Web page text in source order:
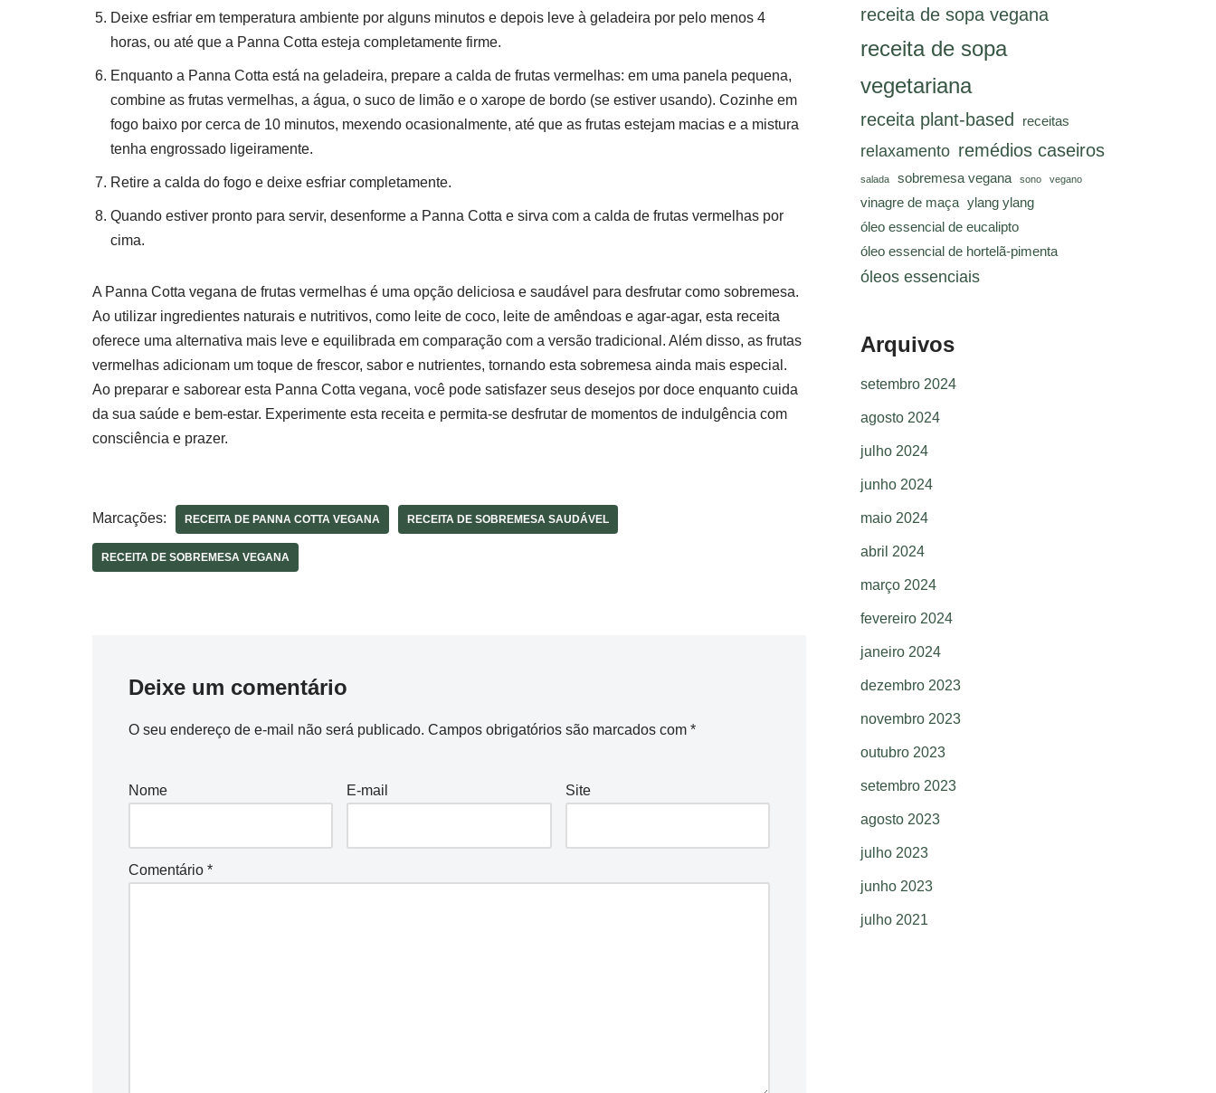
Deixe esfriar em temperatura ambiente por alguns minutos e depois leve à geladeira por pelo menos 4
horas, ou até que a Panna Cotta esteja completamente firme.
Enquanto a Panna Cotta está na geladeira, prepare a calda de frutas vermelhas: em uma panela pequena,
combine as frutas vermelhas, a água, o suco de limão e o xarope de bordo (se estiver usando). Cozinhe em
fogo baixo por cerca de 10 minutos, mexendo ocasionalmente, até que as frutas estejam macias e a mistura
tenha engrossado ligeiramente.
Retire a calda do fogo e deixe esfriar completamente.
Quando estiver pronto para servir, desenforme a Panna Cotta e sirva com a calda de frutas vermelhas por
cima.
A Panna Cotta vegana de frutas vermelhas é uma opção deliciosa e saudável para desfrutar como sobremesa.
Ao utilizar ingredientes naturais e nutritivos, como leite de coco, leite de amêndoas e agar-agar, esta receita
oferece uma alternativa mais leve e equilibrada em comparação com a versão tradicional. Além disso, as frutas
vermelhas adicionam um toque de frescor, sabor e nutrientes, tornando esta sobremesa ainda mais especial.
Ao preparar e saborear esta Panna Cotta vegana, você pode satisfazer seus desejos por doce enquanto cuida
da sua saúde e bem-estar. Experimente esta receita e permita-se desfrutar de momentos de indulgência com
consciência e prazer.
Marcações: RECEITA DE PANNA COTTA VEGANA RECEITA DE SOBREMESA SAUDÁVEL
RECEITA DE SOBREMESA VEGANA
Deixe um comentário
O seu endereço de e-mail não será publicado. Campos obrigatórios são marcados com *
Nome E-mail Site
Comentário *
receita de sopa vegana
receita de sopa
vegetariana
receita plant-based receitas
relaxamento remédios caseiros
salada sobremesa vegana sono vegano
vinagre de maça ylang ylang
óleo essencial de eucalipto
óleo essencial de hortelã-pimenta
óleos essenciais
Arquivos
setembro 2024
agosto 2024
julho 2024
junho 2024
maio 2024
abril 2024
março 2024
fevereiro 2024
janeiro 2024
dezembro 2023
novembro 2023
outubro 2023
setembro 2023
agosto 2023
julho 2023
junho 2023
julho 2021